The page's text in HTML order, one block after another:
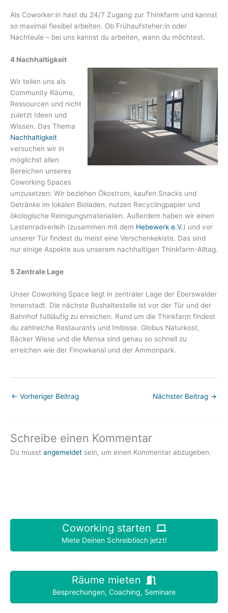
Als Coworker:in hast du 24/7 Zugang zur Thinkfarm und kannst
so maximal flexibel arbeiten. Ob Frühaufsteher:in oder
Nachteule – bei uns kannst du arbeiten, wann du möchtest.
4 Nachhaltigkeit
Wir teilen uns als
Community Räume,
Ressourcen und nicht
zuletzt Ideen und
Wissen. Das Thema
Nachhaltigkeit
versuchen wir in
möglichst allen
Bereichen unseres
Coworking Spaces
umzusetzen: Wir beziehen Ökostrom, kaufen Snacks und
Getränke im lokalen Bioladen, nutzen Recyclingpapier und
ökologische Reinigungsmaterialien. Außerdem haben wir einen
Lastenradverleih (zusammen mit dem Hebewerk e.V.) und vor
unserer Tür findest du meist eine Verschenkekiste. Das sind
nur einige Aspekte aus unserem nachhaltigen Thinkfarm-Alltag.
5 Zentrale Lage
Unser Coworking Space liegt in zentraler Lage der Eberswalder
Innenstadt. Die nächste Bushaltestelle ist vor der Tür und der
Bahnhof fußläufig zu erreichen. Rund um die Thinkfarm findest
du zahlreiche Restaurants und Imbisse. Globus Naturkost,
Bäcker Wiese und die Mensa sind genau so schnell zu
erreichen wie der Finowkanal und der Ammonpark.
← Vorheriger Beitrag Nächster Beitrag →
Schreibe einen Kommentar
Du musst angemeldet sein, um einen Kommentar abzugeben.
Coworking starten
Miete Deinen Schreibtisch jetzt!
Räume mieten
Besprechungen, Coaching, Seminare